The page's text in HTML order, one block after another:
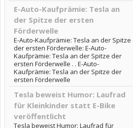
E-Auto-Kaufprämie: Tesla an
der Spitze der ersten
Förderwelle
E-Auto-Kaufprämie: Tesla an der Spitze
der ersten Förderwelle: E-Auto-
Kaufprämie: Tesla an der Spitze der
ersten Förderwelle . . E-Auto-
Kaufprämie: Tesla an der Spitze der
ersten Förderwelle
Tesla beweist Humor: Laufrad
für Kleinkinder statt E-Bike
veröffentlicht
Tesla beweist Humor: Laufrad für